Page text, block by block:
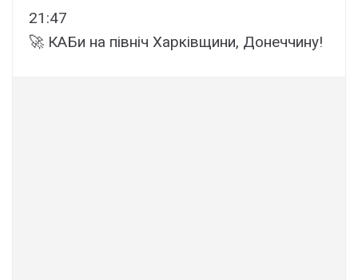
21:47
🚀 КАБи на північ Харківщини, Донеччину!